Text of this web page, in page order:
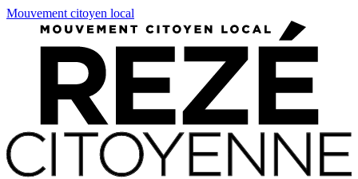
Mouvement citoyen local